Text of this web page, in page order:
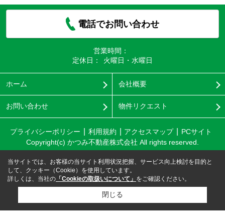
電話でお問い合わせ
営業時間：
定休日：
火曜日・水曜日
ホーム 会社概要
お問い合わせ 物件リクエスト
プライバシーポリシー 利用規約 アクセスマップ
PCサイト
Copyright(c) かつみ不動産株式会社 All rights reserved.
当サイトでは、お客様の当サイト利用状況把握、サービス向上検討を目的と
して、クッキー（Cookie）を使用しています。
詳しくは、当社の 「Cookieの取扱いについて」 をご確認ください。
閉じる